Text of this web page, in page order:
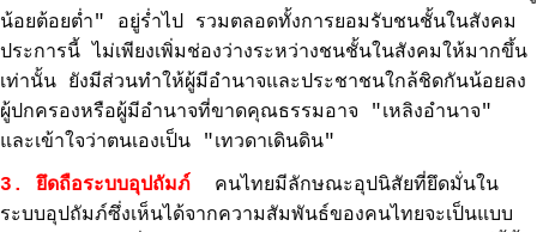
น้อยต้อยต่ำ" อยู่ร่ำไป รวมตลอดทั้งการยอมรับชนชั้นในสังคม
ประการนี้ ไม่เพียงเพิ่มช่องว่างระหว่างชนชั้นในสังคมให้มากขึ้น
เท่านั้น ยังมีส่วนทำให้ผู้มีอำนาจและประชาชนใกล้ชิดกันน้อยลง
ผู้ปกครองหรือผู้มีอำนาจที่ขาดคุณธรรมอาจ "เหลิงอำนาจ"
และเข้าใจว่าตนเองเป็น "เทวดาเดินดิน"
3. ยึดถือระบบอุปถัมภ์ คนไทยมีลักษณะอุปนิสัยที่ยึดมั่นใน
ระบบอุปถัมภ์ซึ่งเห็นได้จากความสัมพันธ์ของคนไทยจะเป็นแบบ